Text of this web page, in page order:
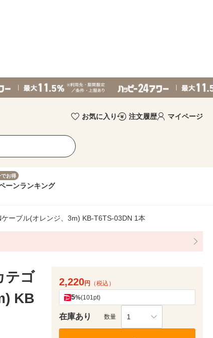
お気に入り 注文履歴 マイページ
でお得
ーンランキング
ーブル(オレンジ、3m) KB-T6TS-03DN 1本
テゴ
KB
2,220円 （税込）
5%(101pt)
在庫あり 数量 1